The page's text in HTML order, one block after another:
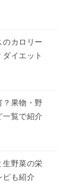
のカロリー
イエット
？果物・野
一覧で紹介
生野菜の栄
ピも紹介